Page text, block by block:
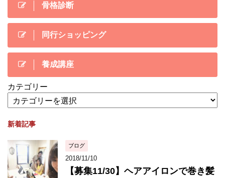
骨格診断
同行ショッピング
養成講座
カテゴリー
新着記事
ブログ
2018/11/10
【募集11/30】ヘアアイロンで巻き髪